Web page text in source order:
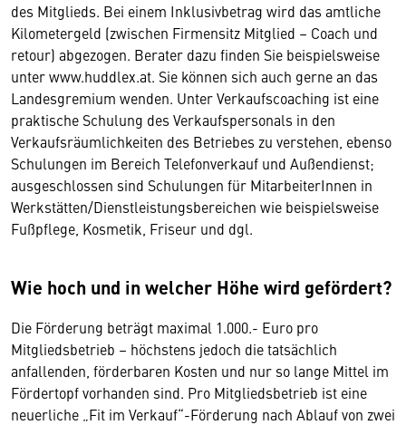
des Mitglieds. Bei einem Inklusivbetrag wird das amtliche
Kilometergeld (zwischen Firmensitz Mitglied – Coach und
retour) abgezogen. Berater dazu finden Sie beispielsweise
unter www.huddlex.at. Sie können sich auch gerne an das
Landesgremium wenden. Unter Verkaufscoaching ist eine
praktische Schulung des Verkaufspersonals in den
Verkaufsräumlichkeiten des Betriebes zu verstehen, ebenso
Schulungen im Bereich Telefonverkauf und Außendienst;
ausgeschlossen sind Schulungen für MitarbeiterInnen in
Werkstätten/Dienstleistungsbereichen wie beispielsweise
Fußpflege, Kosmetik, Friseur und dgl.
Wie hoch und in welcher Höhe wird gefördert?
Die Förderung beträgt maximal 1.000.- Euro pro
Mitgliedsbetrieb – höchstens jedoch die tatsächlich
anfallenden, förderbaren Kosten und nur so lange Mittel im
Fördertopf vorhanden sind. Pro Mitgliedsbetrieb ist eine
neuerliche „Fit im Verkauf“-Förderung nach Ablauf von zwei